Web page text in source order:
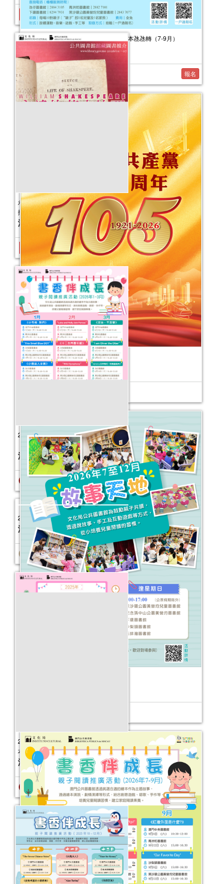
2026年嬰幼兒親子閱讀推廣活動-嬰幼繪本氹氹轉（7-9月）
2026年07月11日
報名
中國共產黨成立105周年主題書展
活動日期：2026年07月10日
永遠的莎士比亞──公共圖書館館藏圖書
推介（第三季）
活動日期：2026年01月29日
2026年“書香伴成長”親子閱讀推廣活動
（1-3月）
活動日期：2026年01月03日
報名結束